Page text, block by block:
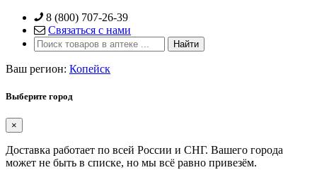
Skip
content
8 (800) 707-26-39
Связаться с нами
Ваш регион: Копейск
Выберите город
×
Доставка работает по всей России и СНГ. Вашего города
может не быть в списке, но мы всё равно привезём.